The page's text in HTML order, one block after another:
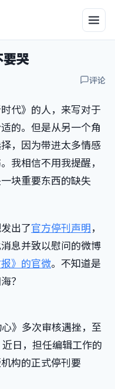
要哭
评论
代》的人，来写对于
的。但是从另一个角
，因为带进太多情感
我相信不用我提醒，
块重要东西的缺失
出了官方停刊声明，
息并致以慰问的微博
报》的官微。不知道是
？
》多次审核遇挫，至
日，担任编辑工作的
构的正式停刊要